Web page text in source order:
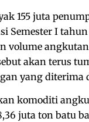
155 juta
Semester I
volume
akan terus
yang diterima
komoditi
juta ton batu